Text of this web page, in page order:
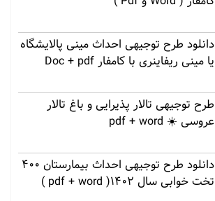
دانلود طرح توجیهی احداث مینی پالایشگاه
یا مینی ریفاینری با کامفار Doc + pdf
طرح توجیهی تالار پذیرایی و باغ تالار
عروسی ☀️ pdf + word
دانلود طرح توجیهی احداث بیمارستان 400
تخت خوابی سال 1402( pdf + word )